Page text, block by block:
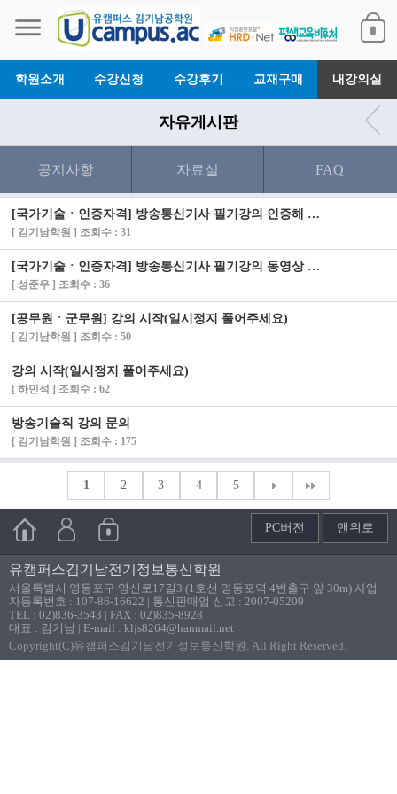
학원소개 수강신청 수강후기 교재구매 내강의실
자유게시판
공지사항 자료실 FAQ
[국가기술ㆍ인증자격] 방송통신기사 필기강의 인증해 드렸습니다.
[ 김기남학원 ] 조회수 : 31
[국가기술ㆍ인증자격] 방송통신기사 필기강의 동영상 안나옵니다
[ 성준우 ] 조회수 : 36
[공무원ㆍ군무원] 강의 시작(일시정지 풀어주세요)
[ 김기남학원 ] 조회수 : 50
강의 시작(일시정지 풀어주세요)
[ 하민석 ] 조회수 : 62
방송기술직 강의 문의
[ 김기남학원 ] 조회수 : 175
1 2 3 4 5
PC버전 맨위로
유캠퍼스김기남전기정보통신학원
서울특별시 영등포구 영신로17길3 (1호선 영등포역 4번출구 앞 30m) 사업
자등록번호 : 107-86-16622 | 통신판매업 신고 : 2007-05209
TEL : 02)836-3543 | FAX : 02)835-8928
대표 : 김기남 | E-mail : kljs8264@hanmail.net
Copyright(C)유캠퍼스김기남전기정보통신학원. All Right Reserved.